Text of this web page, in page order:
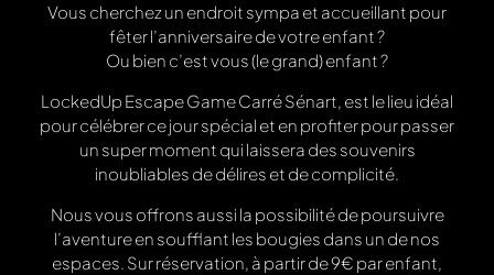
Vous cherchez un endroit sympa et accueillant pour
fêter l’anniversaire de votre enfant ?
Ou bien c’est vous (le grand) enfant ?
LockedUp Escape Game Carré Sénart, est le lieu idéal
pour célébrer ce jour spécial et en profiter pour passer
un super moment qui laissera des souvenirs
inoubliables de délires et de complicité.
Nous vous offrons aussi la possibilité de poursuivre
l’aventure en soufflant les bougies dans un de nos
espaces. Sur réservation, à partir de 9€ par enfant,